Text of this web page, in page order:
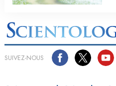
SUIVEZ-NOUS